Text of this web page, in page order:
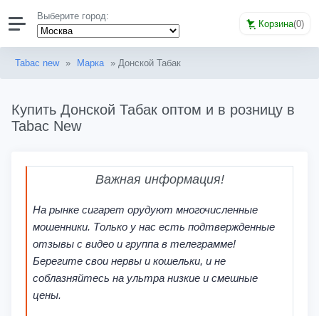
Выберите город:
Корзина(0)
Tabac new » Марка » Донской Табак
Купить Донской Табак оптом и в розницу в
Tabac New
Важная информация!
На рынке сигарет орудуют многочисленные
мошенники. Только у нас есть подтвержденные
отзывы с видео и группа в телеграмме!
Берегите свои нервы и кошельки, и не
соблазняйтесь на ультра низкие и смешные
цены.